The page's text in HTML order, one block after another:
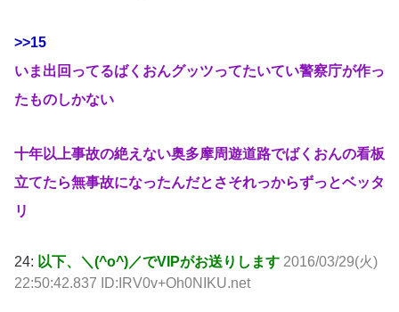
>>15
いま出回ってるばくおんグッツってたいてい警察庁が作っ
たものしかない
十年以上事故の絶えない奥多摩周遊道路でばくおんの看板
立てたら無事故になったんだとさそれっからずっとベッタ
リ
24: 以下、＼(^o^)／でVIPがお送りします 2016/03/29(火)
22:50:42.837 ID:IRV0v+Oh0NIKU.net